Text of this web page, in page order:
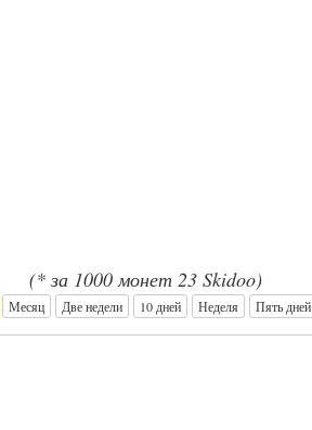
(* за 1000 монет 23 Skidoo)
Месяц Две недели 10 дней Неделя Пять дней